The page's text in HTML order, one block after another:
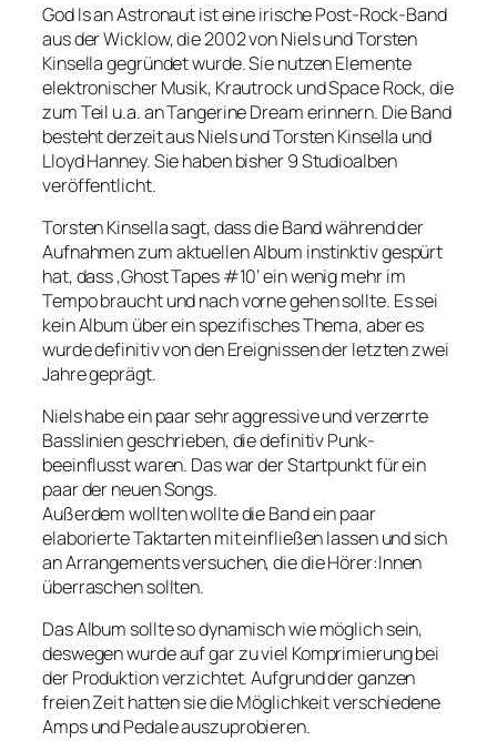
God Is an Astronaut ist eine irische Post-Rock-Band
aus der Wicklow, die 2002 von Niels und Torsten
Kinsella gegründet wurde. Sie nutzen Elemente
elektronischer Musik, Krautrock und Space Rock, die
zum Teil u.a. an Tangerine Dream erinnern. Die Band
besteht derzeit aus Niels und Torsten Kinsella und
Lloyd Hanney. Sie haben bisher 9 Studioalben
veröffentlicht.
Torsten Kinsella sagt, dass die Band während der
Aufnahmen zum aktuellen Album instinktiv gespürt
hat, dass ‚Ghost Tapes #10‘ ein wenig mehr im
Tempo braucht und nach vorne gehen sollte. Es sei
kein Album über ein spezifisches Thema, aber es
wurde definitiv von den Ereignissen der letzten zwei
Jahre geprägt.
Niels habe ein paar sehr aggressive und verzerrte
Basslinien geschrieben, die definitiv Punk-
beeinflusst waren. Das war der Startpunkt für ein
paar der neuen Songs.
Außerdem wollten wollte die Band ein paar
elaborierte Taktarten mit einfließen lassen und sich
an Arrangements versuchen, die die Hörer:Innen
überraschen sollten.
Das Album sollte so dynamisch wie möglich sein,
deswegen wurde auf gar zu viel Komprimierung bei
der Produktion verzichtet. Aufgrund der ganzen
freien Zeit hatten sie die Möglichkeit verschiedene
Amps und Pedale auszuprobieren.